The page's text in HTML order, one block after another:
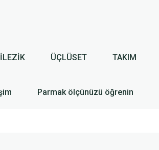
ÜÇLÜSET TAKIM
Parmak ölçünüzü öğrenin